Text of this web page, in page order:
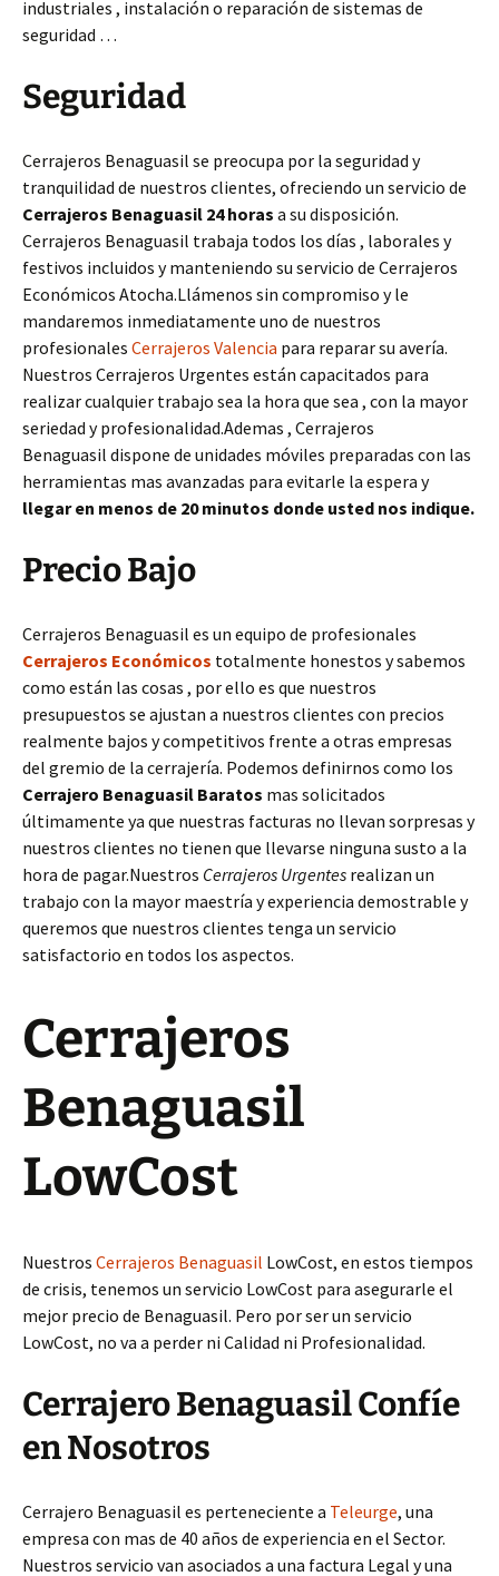
industriales , instalación o reparación de sistemas de
seguridad …
Seguridad
Cerrajeros Benaguasil se preocupa por la seguridad y
tranquilidad de nuestros clientes, ofreciendo un servicio de
Cerrajeros Benaguasil 24 horas a su disposición.
Cerrajeros Benaguasil trabaja todos los días , laborales y
festivos incluidos y manteniendo su servicio de Cerrajeros
Económicos Atocha.Llámenos sin compromiso y le
mandaremos inmediatamente uno de nuestros
profesionales Cerrajeros Valencia para reparar su avería.
Nuestros Cerrajeros Urgentes están capacitados para
realizar cualquier trabajo sea la hora que sea , con la mayor
seriedad y profesionalidad.Ademas , Cerrajeros
Benaguasil dispone de unidades móviles preparadas con las
herramientas mas avanzadas para evitarle la espera y
llegar en menos de 20 minutos donde usted nos indique.
Precio Bajo
Cerrajeros Benaguasil es un equipo de profesionales
Cerrajeros Económicos totalmente honestos y sabemos
como están las cosas , por ello es que nuestros
presupuestos se ajustan a nuestros clientes con precios
realmente bajos y competitivos frente a otras empresas
del gremio de la cerrajería. Podemos definirnos como los
Cerrajero Benaguasil Baratos mas solicitados
últimamente ya que nuestras facturas no llevan sorpresas y
nuestros clientes no tienen que llevarse ninguna susto a la
hora de pagar.Nuestros Cerrajeros Urgentes realizan un
trabajo con la mayor maestría y experiencia demostrable y
queremos que nuestros clientes tenga un servicio
satisfactorio en todos los aspectos.
Cerrajeros
Benaguasil
LowCost
Nuestros Cerrajeros Benaguasil LowCost, en estos tiempos
de crisis, tenemos un servicio LowCost para asegurarle el
mejor precio de Benaguasil. Pero por ser un servicio
LowCost, no va a perder ni Calidad ni Profesionalidad.
Cerrajero Benaguasil Confíe
en Nosotros
Cerrajero Benaguasil es perteneciente a Teleurge, una
empresa con mas de 40 años de experiencia en el Sector.
Nuestros servicio van asociados a una factura Legal y una